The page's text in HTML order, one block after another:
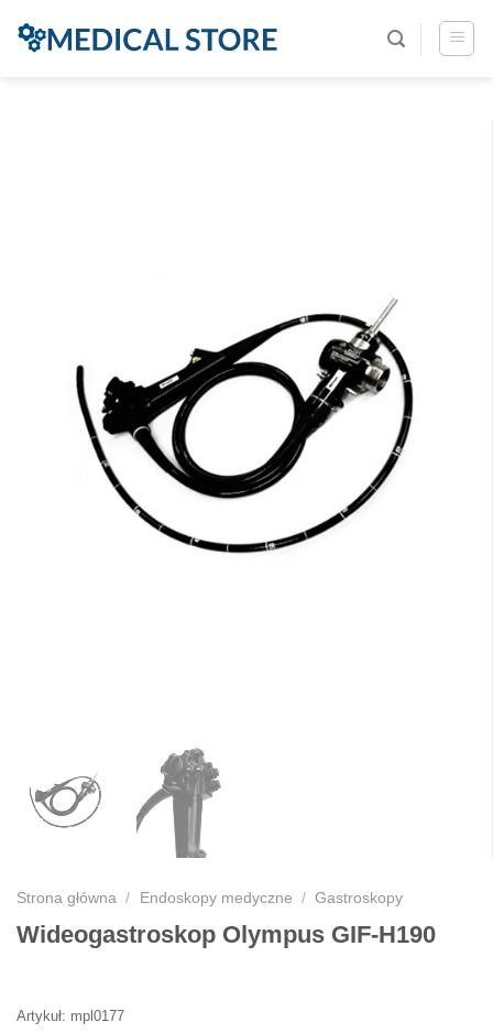
Strona główna / Endoskopy medyczne / Gastroskopy
Wideogastroskop Olympus GIF-H190
Artykuł: mpl0177